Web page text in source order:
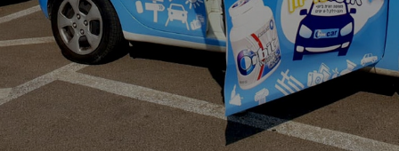
לעמוד הפרויקט